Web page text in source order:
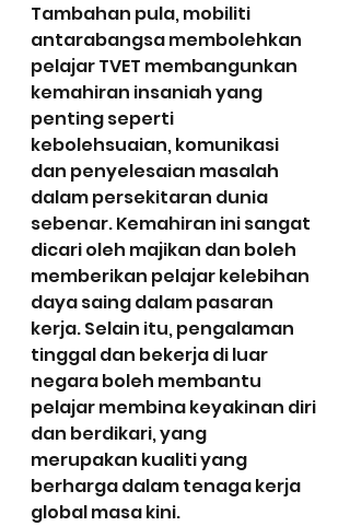
Tambahan pula, mobiliti
antarabangsa membolehkan
pelajar TVET membangunkan
kemahiran insaniah yang
penting seperti
kebolehsuaian, komunikasi
dan penyelesaian masalah
dalam persekitaran dunia
sebenar. Kemahiran ini sangat
dicari oleh majikan dan boleh
memberikan pelajar kelebihan
daya saing dalam pasaran
kerja. Selain itu, pengalaman
tinggal dan bekerja di luar
negara boleh membantu
pelajar membina keyakinan diri
dan berdikari, yang
merupakan kualiti yang
berharga dalam tenaga kerja
global masa kini.